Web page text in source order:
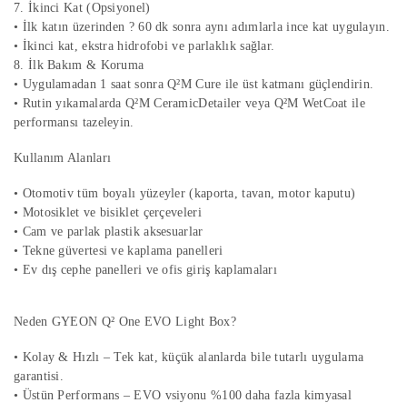
7. İkinci Kat (Opsiyonel)
• İlk katın üzerinden ? 60 dk sonra aynı adımlarla ince kat uygulayın.
• İkinci kat, ekstra hidrofobi ve parlaklık sağlar.
8. İlk Bakım & Koruma
• Uygulamadan 1 saat sonra Q²M Cure ile üst katmanı güçlendirin.
• Rutin yıkamalarda Q²M CeramicDetailer veya Q²M WetCoat ile
performansı tazeleyin.
Kullanım Alanları
• Otomotiv tüm boyalı yüzeyler (kaporta, tavan, motor kaputu)
• Motosiklet ve bisiklet çerçeveleri
• Cam ve parlak plastik aksesuarlar
• Tekne güvertesi ve kaplama panelleri
• Ev dış cephe panelleri ve ofis giriş kaplamaları
Neden GYEON Q² One EVO Light Box?
• Kolay & Hızlı – Tek kat, küçük alanlarda bile tutarlı uygulama
garantisi.
• Üstün Performans – EVO vsiyonu %100 daha fazla kimyasal